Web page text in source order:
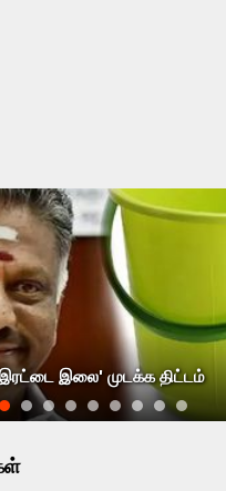
இலை' முடக்க திட்டம்